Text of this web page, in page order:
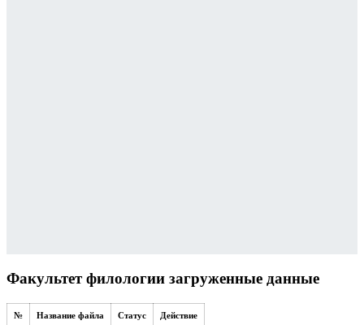
Факультет филологии загруженные данные
№ Название файла Статус Действие